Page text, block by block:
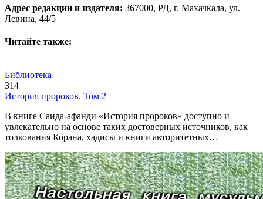
Адрес редакции и издателя: 367000, РД, г. Махачкала, ул.
Левина, 44/5
Читайте также:
Библиотека
314
История пророков. Том 2
В книге Саида-афанди «История пророков» доступно и
увлекательно на основе таких достоверных источников, как
толкования Корана, хадисы и книги авторитетных…